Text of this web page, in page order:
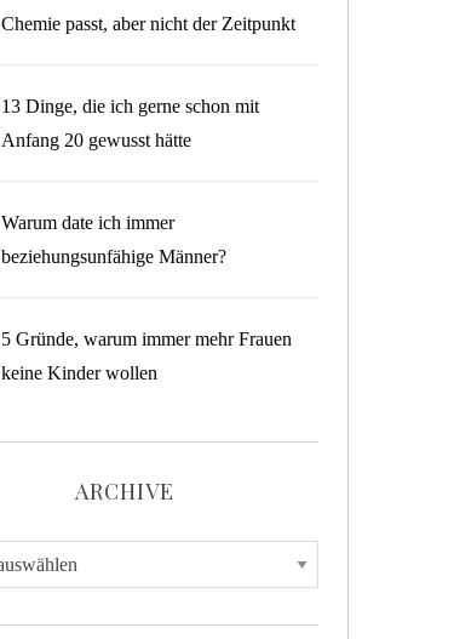
Chemie passt, aber nicht der Zeitpunkt
13 Dinge, die ich gerne schon mit
Anfang 20 gewusst hätte
Warum date ich immer
beziehungsunfähige Männer?
5 Gründe, warum immer mehr Frauen
keine Kinder wollen
ARCHIVE